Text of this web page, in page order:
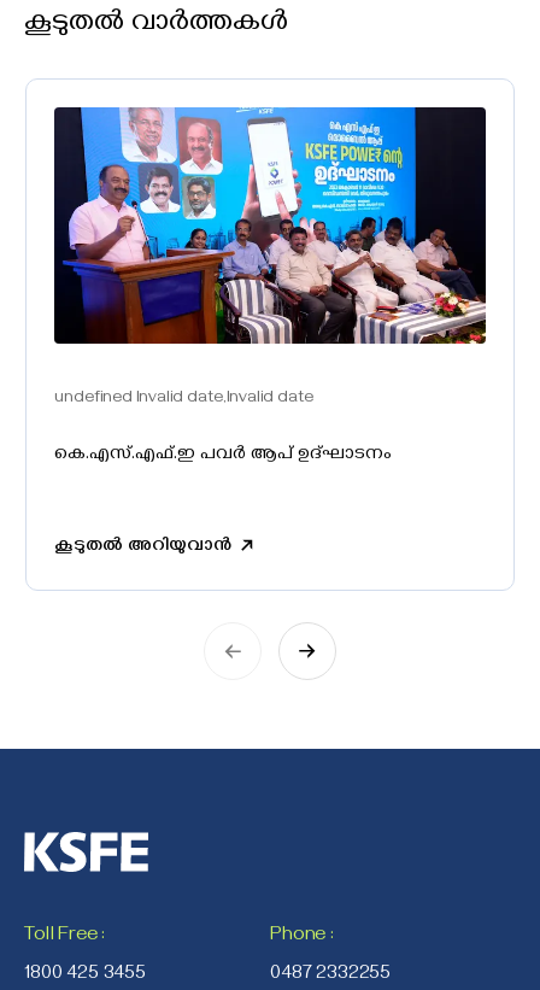
കൂടുതൽ വാർത്തകൾ
undefined Invalid date,Invalid date
കെ.എസ്‌.എഫ്‌.ഇ പവർ ആപ് ഉദ്‌ഘാടനം
കൂടുതൽ അറിയുവാൻ
Toll Free:
1800 425 3455
Phone :
0487 2332255